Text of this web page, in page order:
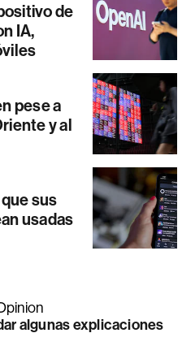
de
IA,
pese a
y al
sus
usadas
algunas explicaciones